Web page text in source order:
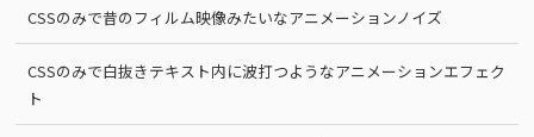
CSSのみで昔のフィルム映像みたいなアニメーションノイズ
CSSのみで白抜きテキスト内に波打つようなアニメーションエフェク
ト